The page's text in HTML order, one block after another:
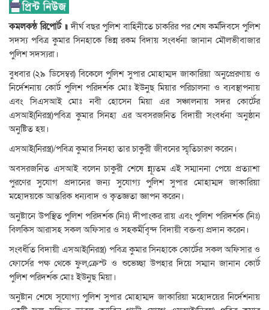
কমলকন্ঠ রিপোর্ট ॥ দীর্ঘ বছর পুলিশ বাহিনীতে চাকরির পর শেষ কর্মদিবসে পুলিশ
সদস্য পবিত্র কুমার সিনহাকে ভিন্ন রকম বিদায় সংবর্ধনা জানান মৌলভীবাজার
পুলিশ সদস্যরা।
বুধবার (২৯ ডিসেম্বর) বিকেলে পুলিশ সুপার মোহাম্মদ জাকারিয়া অনুপ্রেরণায় ও
নির্দেশনায় কোর্ট পুলিশ পরিদর্শক মোঃ ইউনুছ মিয়ার পরিচালনা ও ব্যবস্থাপনায়
এবং সিএসআই মোঃ নবী হোসেন মিয়া এর সঞ্চালনায় সদর কোর্টের
এসআই(নিরস্ত্র)পবিত্র কুমার সিনহা এর অবসরজনিত বিদায়ী সংবর্ধনা অনুষ্ঠান
অনুষ্টিত হয়।
এসআই(নিরস্ত্র)/পবিত্র কুমার সিনহা তার চাকুরী জীবনের স্মৃতিচারণ করেন।
অবসরজনিত এসআই বলেন চাকুরী শেষে ন্ন্যূতম এই সম্মাননা পেয়ে প্রত্যাশা
পুরণের সুযোগ প্রদানের জন্য সুযোগ্য পুলিশ সুপার মোহাম্মদ জাকারিয়া
মহোদয়কে আন্তরিক ধন্যবাদ ও কৃতজ্ঞতা জ্ঞাপন করেন।
অনুষ্টানে উপস্থিত পুলিশ পরিদর্শক (নিঃ) দীপাংকর রায় এবং পুলিশ পরিদর্শক (নিঃ)
বিলকিস আরাসহ সকল অফিসার ও সহকর্মীবৃন্দ বিদায়ী বক্তব্য প্রদান করেন।
সংবর্ধীত বিদায়ী এসআই(নিরস্ত্র) পবিত্র কুমার সিনহাকে কোর্টের সকল অফিসার ও
ফোর্সের পক্ষ থেকে ফুল,ক্রেস্ট ও শুভেচ্ছা উপহার দিয়ে সম্মান জানান কোর্ট
পুলিশ পরিদর্শক মোঃ ইউনুছ মিয়া।
অনুষ্টান শেষে সূযোগ্য পুলিশ সুপার মোহাম্মদ জাকারিয়া মহোদয়ের নির্দেশনায়